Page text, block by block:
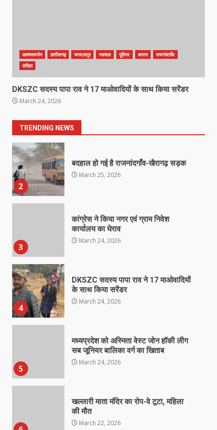
आत्मसमर्पण छत्तीसगढ़ जगदलपुर नक्सल पुलिस बस्तर
राजनांदगाँव
सरेंडर
DKSZC सदस्य पापा राव ने 17 माओवादियों के साथ किया सरेंडर
March 24, 2026
TRENDING NEWS
7
March 21, 2026
1
March 25, 2026
2
बदहाल हो गई है राजनांदगाँव-खैरागढ़ सड़क
March 25, 2026
3
कांग्रेस ने किया नगर एवं ग्राम निवेश
कार्यालय का घेराव
March 24, 2026
4
DKSZC सदस्य पापा राव ने 17 माओवादियों
के साथ किया सरेंडर
March 24, 2026
5
मध्यप्रदेश को अस्मिता वेस्ट जोन हॉकी लीग
सब जूनियर बालिका वर्ग का खिताब
March 24, 2026
खल्लारी माता मंदिर का रोप-वे टूटा, महिला
की मौत
March 22, 2026